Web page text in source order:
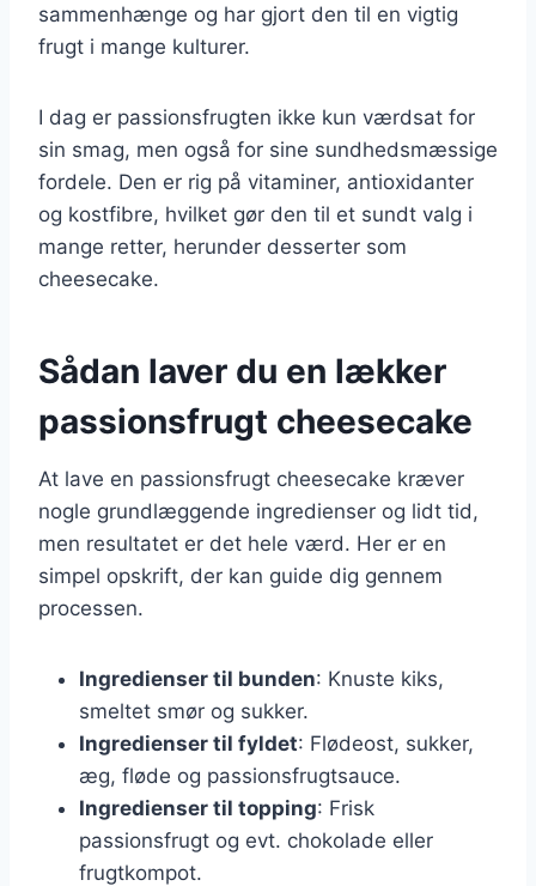
sammenhænge og har gjort den til en vigtig
frugt i mange kulturer.
I dag er passionsfrugten ikke kun værdsat for
sin smag, men også for sine sundhedsmæssige
fordele. Den er rig på vitaminer, antioxidanter
og kostfibre, hvilket gør den til et sundt valg i
mange retter, herunder desserter som
cheesecake.
Sådan laver du en lækker
passionsfrugt cheesecake
At lave en passionsfrugt cheesecake kræver
nogle grundlæggende ingredienser og lidt tid,
men resultatet er det hele værd. Her er en
simpel opskrift, der kan guide dig gennem
processen.
Ingredienser til bunden: Knuste kiks,
smeltet smør og sukker.
Ingredienser til fyldet: Flødeost, sukker,
æg, fløde og passionsfrugtsauce.
Ingredienser til topping: Frisk
passionsfrugt og evt. chokolade eller
frugtkompot.